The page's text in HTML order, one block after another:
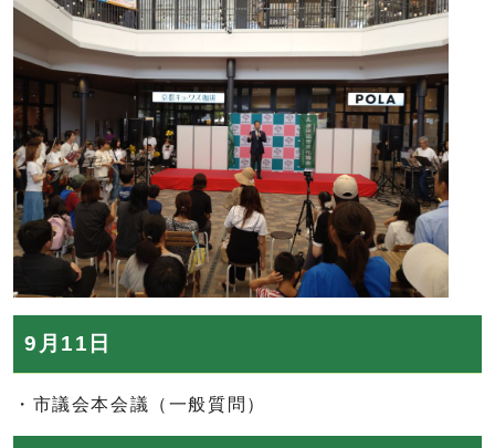
9月11日
・市議会本会議（一般質問）